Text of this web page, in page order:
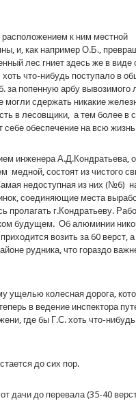
к ним местной
и, как например О.Б.,
лес гниет здесь же в виде
что-нибудь поступало в
за попенную арбу вывозимого
могли сдержать никакие
в лесовщики, а тем более в
себе обеспечение на всю
инженера А.Д.Кондратьева,
медной, состоят из чистого
недоступная из них (№6)
соединяющие места
пролагать г.Кондратьеву.
будущем. Об алюминии
возить за 60 верст,
рудника, что гораздо
ущелью колесная дорога,
в ведение инспектора
где бы Г.С. хоть что-
до сих пор.
дачи до перевала (35-40